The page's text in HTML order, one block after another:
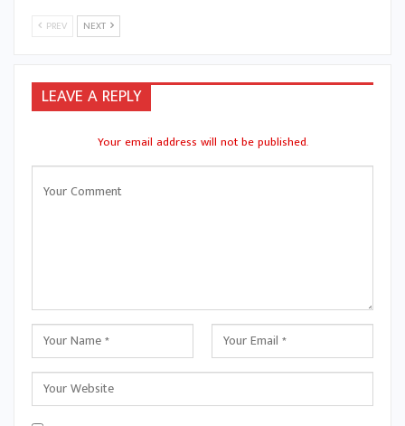
PREV NEXT
LEAVE A REPLY
Your email address will not be published.